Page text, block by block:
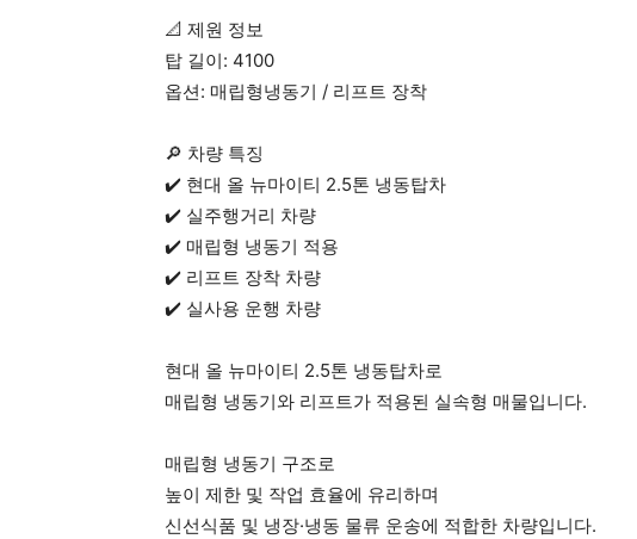
📐 제원 정보
탑 길이: 4100
옵션: 매립형냉동기 / 리프트 장착
🔎 차량 특징
✔️ 현대 올 뉴마이티 2.5톤 냉동탑차
✔️ 실주행거리 차량
✔️ 매립형 냉동기 적용
✔️ 리프트 장착 차량
✔️ 실사용 운행 차량
현대 올 뉴마이티 2.5톤 냉동탑차로
매립형 냉동기와 리프트가 적용된 실속형 매물입니다.
매립형 냉동기 구조로
높이 제한 및 작업 효율에 유리하며
신선식품 및 냉장·냉동 물류 운송에 적합한 차량입니다.